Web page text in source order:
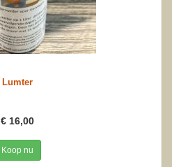
Lumter
€ 16,00
Koop nu